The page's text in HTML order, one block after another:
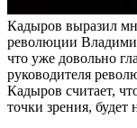
Кадыров выразил
революции
что уже довольно
руководителя
Кадыров считает,
точки зрения, будет